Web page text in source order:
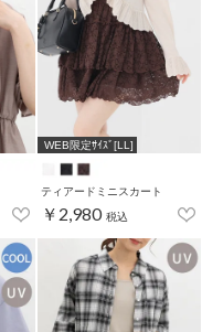
WEB限定ｻｲｽﾞ[LL]
ティアードミニスカート
￥2,980 税込